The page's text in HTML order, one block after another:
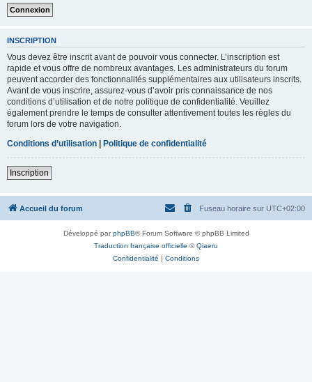
INSCRIPTION
Vous devez être inscrit avant de pouvoir vous connecter. L’inscription est
rapide et vous offre de nombreux avantages. Les administrateurs du forum
peuvent accorder des fonctionnalités supplémentaires aux utilisateurs inscrits.
Avant de vous inscrire, assurez-vous d’avoir pris connaissance de nos
conditions d’utilisation et de notre politique de confidentialité. Veuillez
également prendre le temps de consulter attentivement toutes les règles du
forum lors de votre navigation.
Conditions d’utilisation | Politique de confidentialité
Inscription
Accueil du forum Fuseau horaire sur UTC+02:00
Développé parphpBB® Forum Software © phpBB Limited
Traduction française officielle ©Qiaeru
Confidentialité | Conditions